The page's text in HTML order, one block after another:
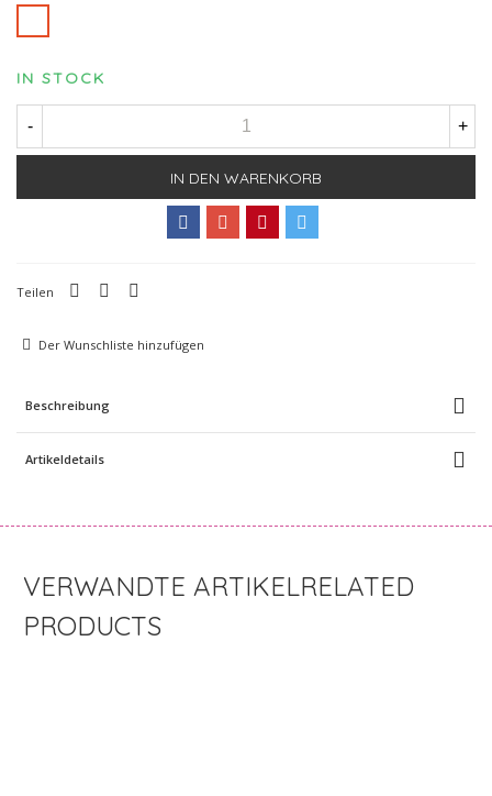
IN STOCK
- +
IN DEN WARENKORB
Teilen
Der Wunschliste hinzufügen
Beschreibung
Artikeldetails
RELATED
PRODUCTS